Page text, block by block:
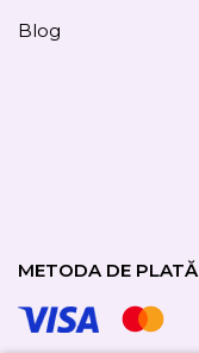
Blog
METODA DE PLATĂ